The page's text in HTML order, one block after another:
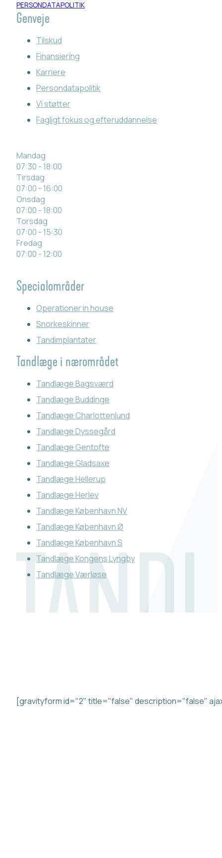
PERSONDATAPOLITIK
Genveje
Tilskud
Finansiering
Karriere
Persondatapolitik
Vi støtter
Fagligt fokus og efteruddannelse
Mandag
07:30 - 18:00
Tirsdag
07:00 - 16:00
Onsdag
07:00 - 18:00
Torsdag
07:00 - 15:30
Fredag
07:00 - 12:00
Specialområder
Operationer in house
Snorkeskinner
Tandimplantater
Tandlæge i nærområdet
Tandlæge Bagsværd
Tandlæge Buddinge
Tandlæge Charlottenlund
Tandlæge Dyssegård
Tandlæge Gentofte
Tandlæge Gladsaxe
Tandlæge Hellerup
Tandlæge Herlev
Tandlæge København NV
Tandlæge København Ø
Tandlæge København S
Tandlæge Kongens Lyngby
Tandlæge Værløse
[gravityform id="2" title="false" description="false"